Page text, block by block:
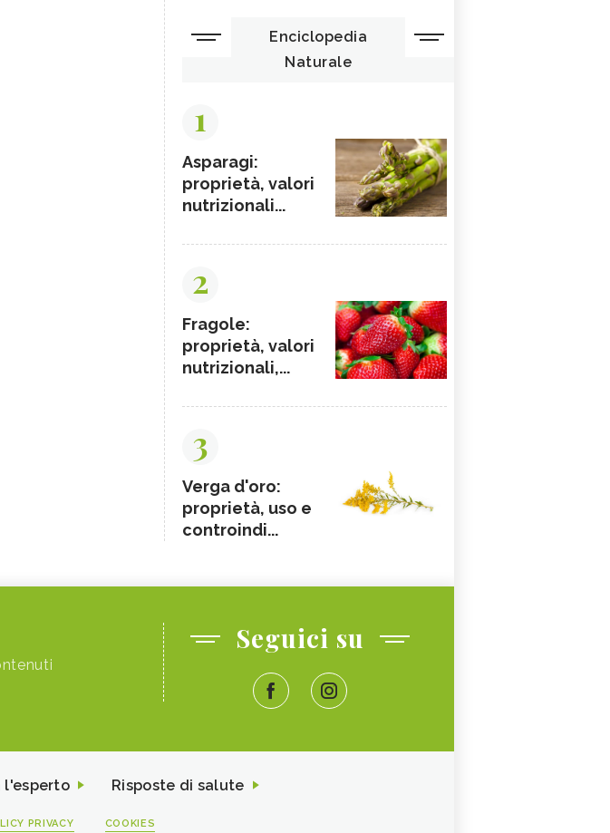
Enciclopedia
Naturale
1
Asparagi:
proprietà, valori
nutrizionali...
2
Fragole:
proprietà, valori
nutrizionali,...
3
Verga d'oro:
proprietà, uso e
controindi...
Seguici su
l'esperto Risposte di salute
PRIVACY COOKIES